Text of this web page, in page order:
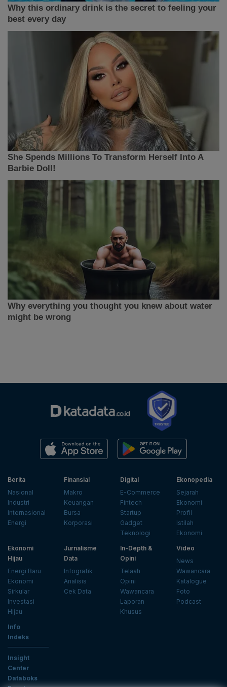
Berita
Nasional
Industri
Internasional
Energi
Finansial
Makro
Keuangan
Bursa
Korporasi
Digital
E-Commerce
Fintech
Startup
Gadget
Teknologi
Ekonopedia
Sejarah
Ekonomi
Profil
Istilah
Ekonomi
Ekonomi
Hijau
Energi Baru
Ekonomi
Sirkular
Investasi
Hijau
Jurnalisme
Data
Infografik
Analisis
Cek Data
In-Depth &
Opini
Telaah
Opini
Wawancara
Laporan
Khusus
Video
News
Wawancara
Katalogue
Foto
Podcast
Info
Indeks
Insight
Center
Databoks